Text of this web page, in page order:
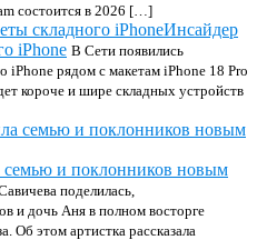
состоится в 2026 […]
Инсайдер
iPhone В Сети появились
iPhone рядом с макетам iPhone 18 Pro‌
короче и шире складных устройств
и поклонников новым
поделилась,
и дочь Аня в полном восторге
Об этом артистка рассказала